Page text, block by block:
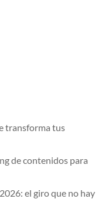
transforma tus
de contenidos para
el giro que no hay